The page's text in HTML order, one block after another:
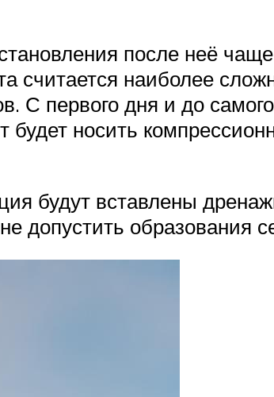
после неё
считается наиболее
С первого дня и до
носить
будут вставлены
допустить образования